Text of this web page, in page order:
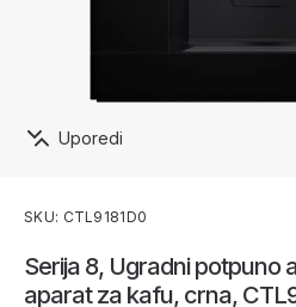
Uporedi
Serija 8, Ugradni potpuno
aparat za kafu, crna,
SKU: CTL9181D0